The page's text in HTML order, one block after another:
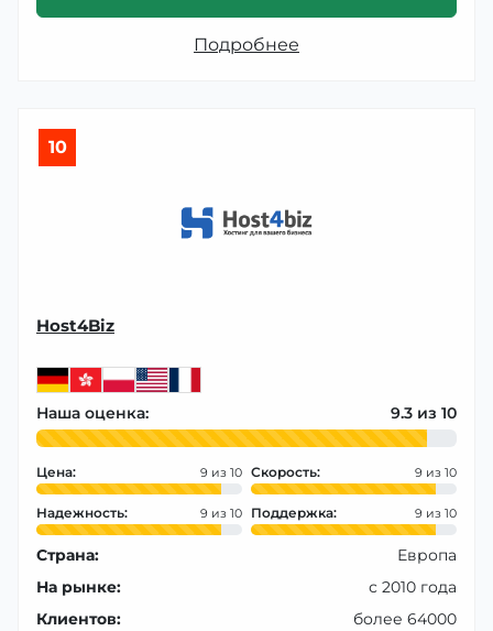
Подробнее
10
Host4Biz
Наша оценка: 9.3
Цена: 9 Скорость: 9
Надежность: 9 Поддержка: 9
Страна:
Европа
На рынке:
с 2010 года
Клиентов:
более 64000